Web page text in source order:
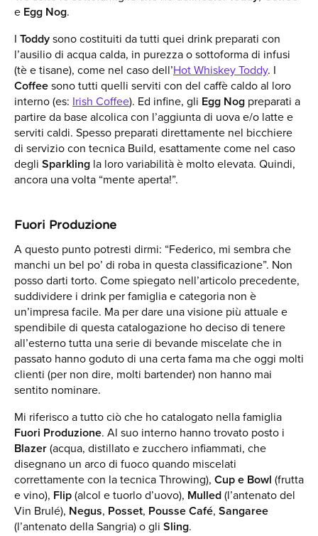
e Egg Nog.
I Toddysono costituiti da tutti quei drink preparati con
l’ausilio di acqua calda, in purezza o sottoforma di infusi
(tè e tisane), come nel caso dell’Hot Whiskey Toddy. I
Coffeesono tutti quelli serviti con del caffè caldo al loro
interno (es: Irish Coffee). Ed infine, gli Egg Nog preparati a
partire da base alcolica con l’aggiunta di uova e/o latte e
serviti caldi. Spesso preparati direttamente nel bicchiere
di servizio con tecnica Build, esattamente come nel caso
degli Sparkling la loro variabilità è molto elevata. Quindi,
ancora una volta “mente aperta!”.
Fuori Produzione
A questo punto potresti dirmi: “Federico, mi sembra che
manchi un bel po’ di roba in questa classificazione”. Non
posso darti torto. Come spiegato nell’articolo precedente,
suddividere i drink per famiglia e categoria non è
un’impresa facile. Ma per dare una visione più attuale e
spendibile di questa catalogazione ho deciso di tenere
all’esterno tutta una serie di bevande miscelate che in
passato hanno goduto di una certa fama ma che oggi molti
clienti (per non dire, molti bartender) non hanno mai
sentito nominare.
Mi riferisco a tutto ciò che ho catalogato nella famiglia
Fuori Produzione. Al suo interno hanno trovato posto i
Blazer(acqua, distillato e zucchero infiammati, che
disegnano un arco di fuoco quando miscelati
correttamente con la tecnica Throwing), Cupe Bowl (frutta
e vino), Flip(alcol e tuorlo d’uovo), Mulled(l’antenato del
Vin Brulé), Negus, Posset, Pousse Café, Sangaree
(l’antenato della Sangria) o gli Sling.